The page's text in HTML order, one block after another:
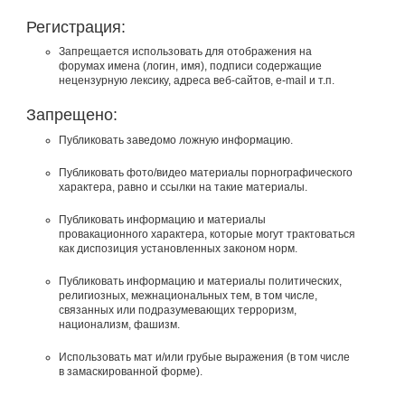
Регистрация:
Запрещается использовать для отображения на
форумах имена (логин, имя), подписи содержащие
нецензурную лексику, адреса веб-сайтов, e-mail и т.п.
Запрещено:
Публиковать заведомо ложнyю инфоpмацию.
Публиковать фото/видео материалы порнографического
характера, равно и ссылки на такие материалы.
Публиковать инфоpмацию и материалы
провакационного характера, которые могут трактоваться
как диспозиция установленных законом норм.
Публиковать информацию и материалы политических,
религиозных, межнациональных тем, в том числе,
связанных или подразумевающих терроризм,
национализм, фашизм.
Использовать мат и/или грубые выражения (в том числе
в замаскированной форме).